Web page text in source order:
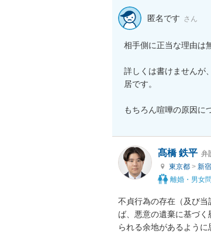
匿名です さん
相手側に正当な理由は
詳しくは書けませんが
居です。
もちろん喧嘩の原因に
髙橋 鉄平 弁
東京都 > 新
離婚・男女
不貞行為の存在（及び
ば、悪意の遺棄に基づ
られる余地があるように